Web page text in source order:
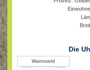
Die
Warnsveld